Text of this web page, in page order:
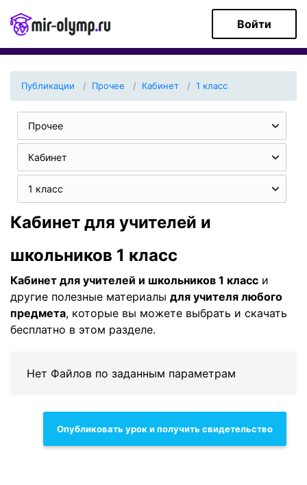
Войти
Публикации Прочее Кабинет 1 класс
Прочее
Кабинет
1 класс
Кабинет для учителей и
школьников 1 класс
Кабинет для учителей и школьников 1 класс и
другие полезные материалы для учителя любого
предмета, которые вы можете выбрать и скачать
бесплатно в этом разделе.
Нет Файлов по заданным параметрам
Опубликовать урок и получить свидетельство